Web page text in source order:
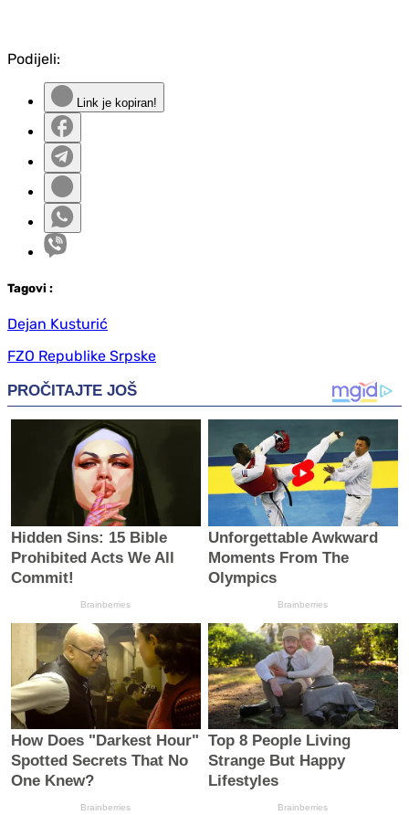
Podijeli:
Link je kopiran!
Tagovi :
Dejan Kusturić
FZO Republike Srpske